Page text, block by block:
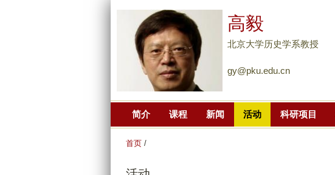
高毅
北京大学历史学系教授
gy@pku.edu.cn
简介 课程 新闻 活动 科研项目
首页 /